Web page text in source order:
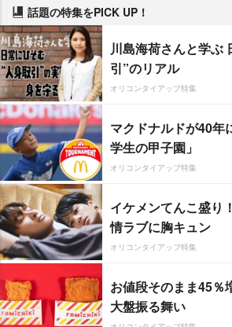
話題の特集をPICK UP！
川島海荷さんと学ぶ
引”のリアル
オリコンタイアップ特集
マクドナルドが40年
学生の甲子園」
オリコンタイアップ特集
イケメンてんこ盛り
情ラブに胸キュン
オリコンタイアップ特集
お値段そのまま45％
大盤振る舞い